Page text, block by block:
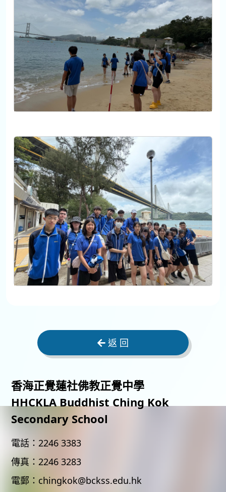
返 回
香海正覺蓮社佛教正覺中學
HHCKLA Buddhist Ching Kok
Secondary School
電話： 2246 3383
傳真： 2246 3283
電郵： chingkok@bckss.edu.hk